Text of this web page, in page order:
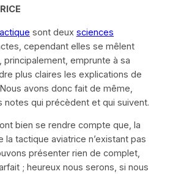
sont deux sciences
cependant elles se mêlent
principalement, emprunte à sa
plus claires les explications de
avons donc fait de même,
notes qui précèdent et qui suivent.
bien se rendre compte que, la
la tactique aviatrice n’existant pas
présenter rien de complet,
; heureux nous serons, si nous